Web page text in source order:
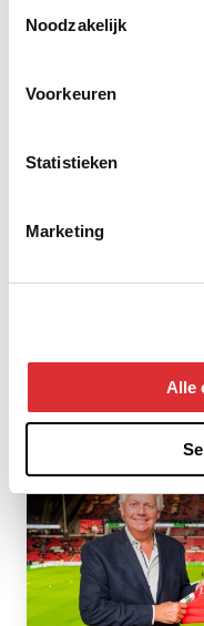
Noodzakelijk
Voorkeuren
Statistieken
Marketing
Alle